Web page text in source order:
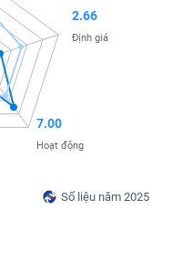
Số liệu năm 2025
2.66
Định giá
7.00
Hoạt động